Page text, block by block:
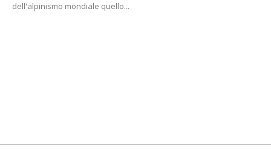
dell'alpinismo mondiale quello...